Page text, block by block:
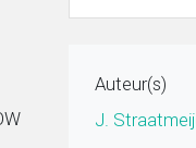
Auteur(s)
J.